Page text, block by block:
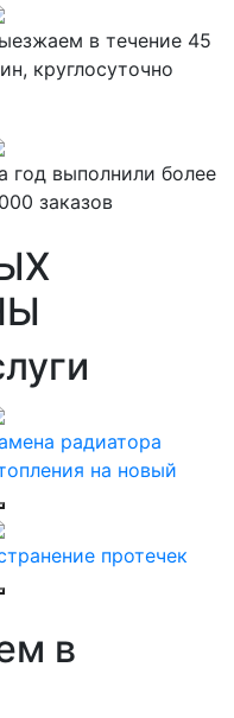
в течение 45
круглосуточно
год выполнили более
заказов
радиатора
на новый
протечек
в